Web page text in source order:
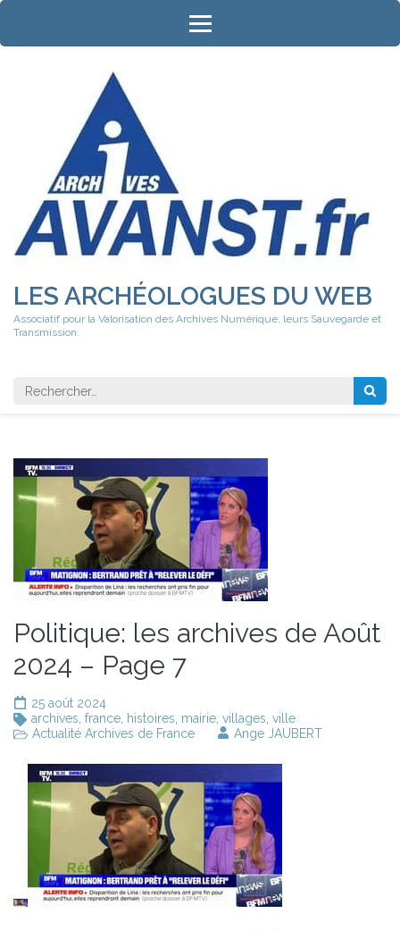
Aller
contenu
LES ARCHÉOLOGUES DU WEB
Associatif pour la Valorisation des Archives Numérique, leurs Sauvegarde et
Transmission.
Rechercher
Politique: les archives de Août
2024 – Page 7
25 août 2024
archives france histoires mairie villages ville
Actualité Archives de France
Ange JAUBERT